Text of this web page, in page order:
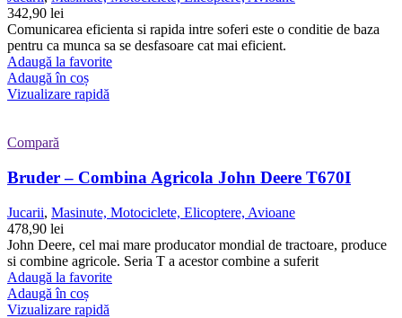
342,90 lei
Comunicarea eficienta si rapida intre soferi este o conditie de baza
pentru ca munca sa se desfasoare cat mai eficient.
Adaugă la favorite
Adaugă în coș
Vizualizare rapidă
Compară
Bruder – Combina Agricola John Deere T670I
Jucarii, Masinute, Motociclete, Elicoptere, Avioane
478,90 lei
John Deere, cel mai mare producator mondial de tractoare, produce
si combine agricole. Seria T a acestor combine a suferit
Adaugă la favorite
Adaugă în coș
Vizualizare rapidă